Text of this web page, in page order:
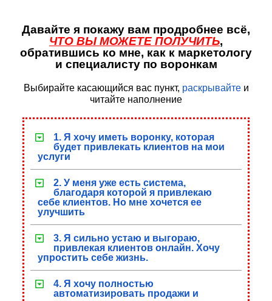
Давайте я покажу вам продробнее всё,
ЧТО ВЫ МОЖЕТЕ ПОЛУЧИТЬ,
обратившись ко мне, как к маркетологу
и специалисту по воронкам
Выбирайте касающийся вас пункт, раскрывайтеи
читайте наполнение
1. Я хочу иметь воронку, которая
будет привлекать клиентов на мои
услуги
2. У меня уже есть система,
благодаря которой я привлекаю
себе клиентов. Но мне хочется ее
улучшить
3. Я сильно устаю и выгораю,
привлекая клиентов онлайн. Хочу
упростить себе жизнь.
4. Я хочу полностью
автоматизировать продажи и